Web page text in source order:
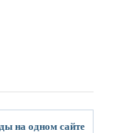
на одном сайте